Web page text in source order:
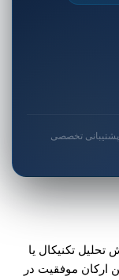
تخصصی
تکنیکال یا
ارکان موفقیت در